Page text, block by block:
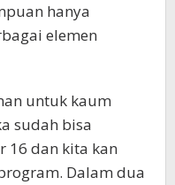
hanya
elemen
untuk kaum
sudah bisa
16 dan kita kan
Dalam dua